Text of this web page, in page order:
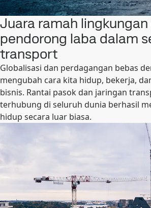
Juara ramah lingkungan
pendorong laba dalam
transport
Globalisasi dan perdagangan bebas
mengubah cara kita hidup, bekerja,
bisnis. Rantai pasok dan jaringan
terhubung di seluruh dunia berhasil
hidup secara luar biasa.